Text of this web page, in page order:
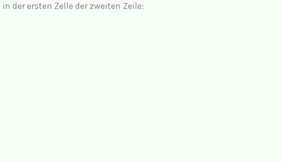
in der ersten Zelle der zweiten Zeile: